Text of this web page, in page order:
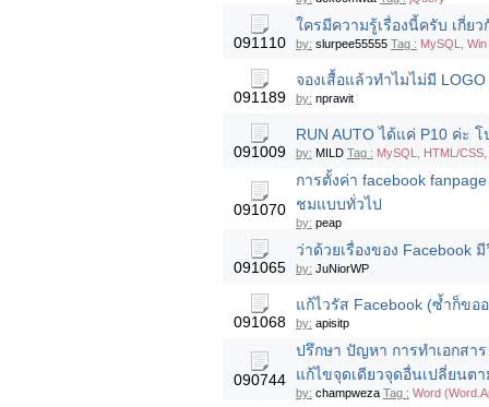
091110
ใครมีความรู้เรื่องนี้ครับ เกี่ย
by: slurpee55555 Tag : MySQL,
091189
จองเสื้อแล้วทำไมไม่มี
by: nprawit
091009
RUN AUTO ได้แค่ P10 ค่ะ
by: MILD Tag : MySQL, HTML/
091070
การตั้งค่า facebook
ชมแบบทั่วไป
by: peap
091065
ว่าด้วยเรื่องของ Facebook
by: JuNiorWP
091068
แก้ไวรัส Facebook (ซ้ำก็ขอ
by: apisitp
090744
ปรึกษา ปัญหา การทำเอกสา
แก้ไขจุดเดียวจุดอื่นเปลี่ยนต
by: champweza Tag : Word